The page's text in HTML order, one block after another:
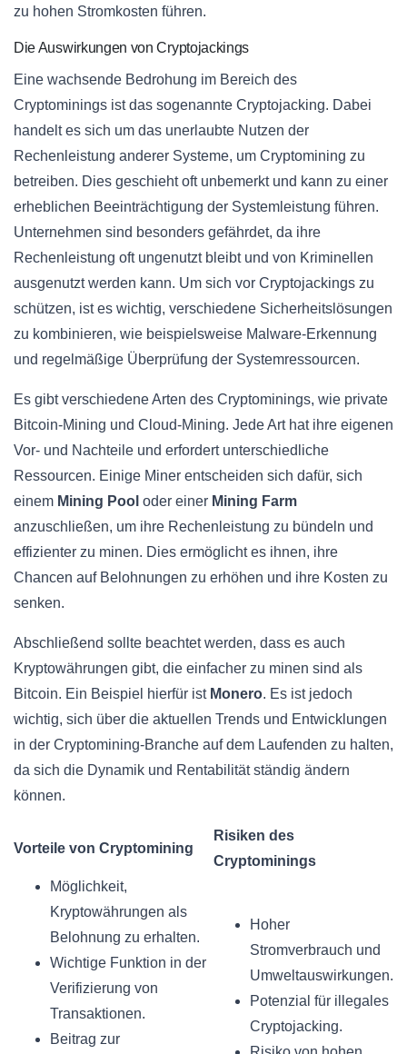
zu hohen Stromkosten führen.
Die Auswirkungen von Cryptojackings
Eine wachsende Bedrohung im Bereich des
Cryptominings ist das sogenannte Cryptojacking. Dabei
handelt es sich um das unerlaubte Nutzen der
Rechenleistung anderer Systeme, um Cryptomining zu
betreiben. Dies geschieht oft unbemerkt und kann zu einer
erheblichen Beeinträchtigung der Systemleistung führen.
Unternehmen sind besonders gefährdet, da ihre
Rechenleistung oft ungenutzt bleibt und von Kriminellen
ausgenutzt werden kann. Um sich vor Cryptojackings zu
schützen, ist es wichtig, verschiedene Sicherheitslösungen
zu kombinieren, wie beispielsweise Malware-Erkennung
und regelmäßige Überprüfung der Systemressourcen.
Es gibt verschiedene Arten des Cryptominings, wie private
Bitcoin-Mining und Cloud-Mining. Jede Art hat ihre eigenen
Vor- und Nachteile und erfordert unterschiedliche
Ressourcen. Einige Miner entscheiden sich dafür, sich
einem Mining Pool oder einer Mining Farm
anzuschließen, um ihre Rechenleistung zu bündeln und
effizienter zu minen. Dies ermöglicht es ihnen, ihre
Chancen auf Belohnungen zu erhöhen und ihre Kosten zu
senken.
Abschließend sollte beachtet werden, dass es auch
Kryptowährungen gibt, die einfacher zu minen sind als
Bitcoin. Ein Beispiel hierfür ist Monero. Es ist jedoch
wichtig, sich über die aktuellen Trends und Entwicklungen
in der Cryptomining-Branche auf dem Laufenden zu halten,
da sich die Dynamik und Rentabilität ständig ändern
können.
Vorteile von Cryptomining
Risiken des
Cryptominings
Möglichkeit,
Kryptowährungen als
Belohnung zu erhalten.
Wichtige Funktion in der
Verifizierung von
Transaktionen.
Beitrag zur
Hoher
Stromverbrauch und
Umweltauswirkungen.
Potenzial für illegales
Cryptojacking.